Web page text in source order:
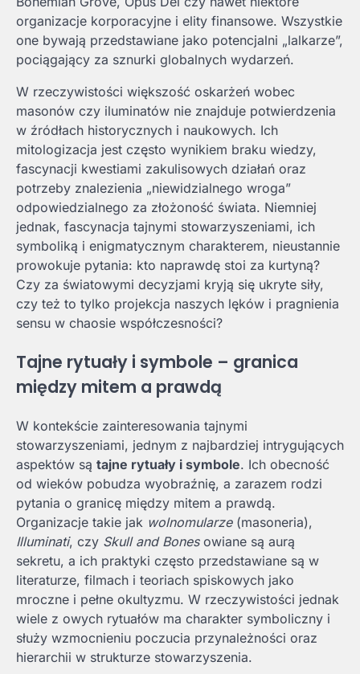
organizacje korporacyjne i elity finansowe. Wszystkie
one bywają przedstawiane jako potencjalni „lalkarze”,
pociągający za sznurki globalnych wydarzeń.
W rzeczywistości większość oskarżeń wobec
masonów czy iluminatów nie znajduje potwierdzenia
w źródłach historycznych i naukowych. Ich
mitologizacja jest często wynikiem braku wiedzy,
fascynacji kwestiami zakulisowych działań oraz
potrzeby znalezienia „niewidzialnego wroga”
odpowiedzialnego za złożoność świata. Niemniej
jednak, fascynacja tajnymi stowarzyszeniami, ich
symboliką i enigmatycznym charakterem, nieustannie
prowokuje pytania: kto naprawdę stoi za kurtyną?
Czy za światowymi decyzjami kryją się ukryte siły,
czy też to tylko projekcja naszych lęków i pragnienia
sensu w chaosie współczesności?
Tajne rytuały i symbole – granica
między mitem a prawdą
W kontekście zainteresowania tajnymi
stowarzyszeniami, jednym z najbardziej intrygujących
aspektów są tajne rytuały i symbole. Ich obecność
od wieków pobudza wyobraźnię, a zarazem rodzi
pytania o granicę między mitem a prawdą.
Organizacje takie jak wolnomularze(masoneria),
Illuminati, czy Skull and Bonesowiane są aurą
sekretu, a ich praktyki często przedstawiane są w
literaturze, filmach i teoriach spiskowych jako
mroczne i pełne okultyzmu. W rzeczywistości jednak
wiele z owych rytuałów ma charakter symboliczny i
służy wzmocnieniu poczucia przynależności oraz
hierarchii w strukturze stowarzyszenia.